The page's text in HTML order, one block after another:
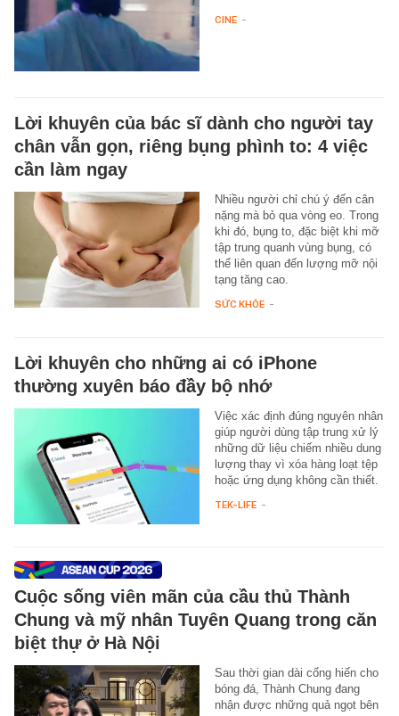
CINE -
Lời khuyên của bác sĩ dành cho người tay
chân vẫn gọn, riêng bụng phình to: 4 việc
cần làm ngay
Nhiều người chỉ chú ý đến cân
nặng mà bỏ qua vòng eo. Trong
khi đó, bụng to, đặc biệt khi mỡ
tập trung quanh vùng bụng, có
thể liên quan đến lượng mỡ nội
tạng tăng cao.
SỨC KHỎE -
Lời khuyên cho những ai có iPhone
thường xuyên báo đầy bộ nhớ
Việc xác định đúng nguyên nhân
giúp người dùng tập trung xử lý
những dữ liệu chiếm nhiều dung
lượng thay vì xóa hàng loạt tệp
hoặc ứng dụng không cần thiết.
TEK-LIFE -
Cuộc sống viên mãn của cầu thủ Thành
Chung và mỹ nhân Tuyên Quang trong căn
biệt thự ở Hà Nội
Sau thời gian dài cống hiến cho
bóng đá, Thành Chung đang
nhận được những quả ngọt bên